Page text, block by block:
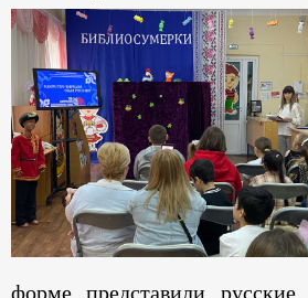
форме представили русские